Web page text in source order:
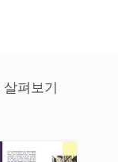
펴보기